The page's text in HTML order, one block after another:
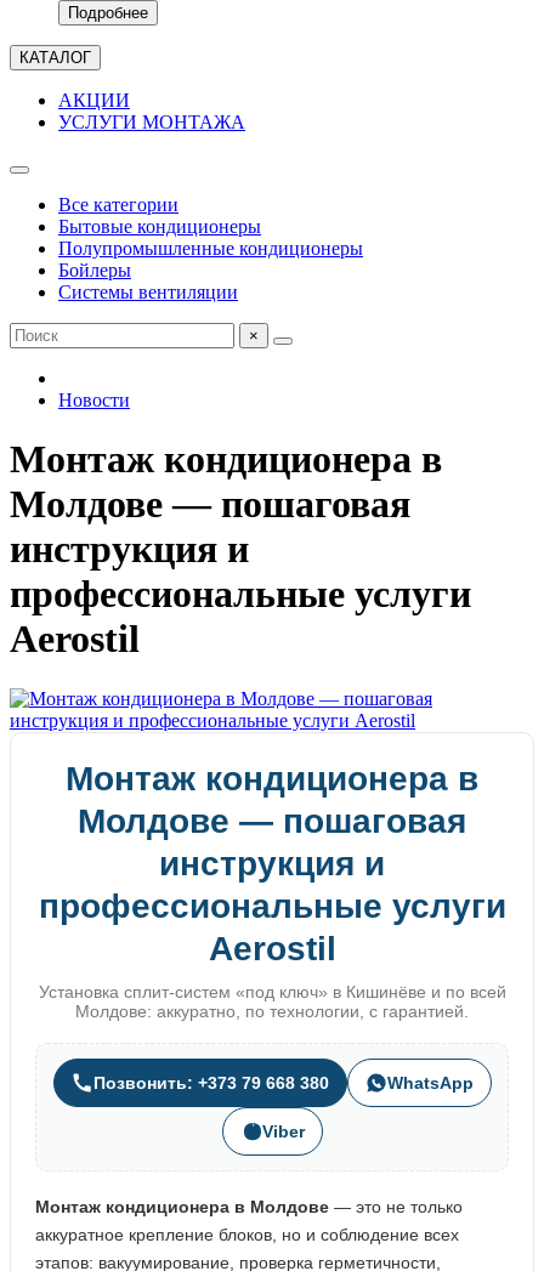
Подробнее
КАТАЛОГ
АКЦИИ
УСЛУГИ МОНТАЖА
Все категории
Бытовые кондиционеры
Полупромышленные кондиционеры
Бойлеры
Системы вентиляции
×
Новости
Монтаж кондиционера в
Молдове — пошаговая
инструкция и
профессиональные услуги
Aerostil
Монтаж кондиционера в
Молдове — пошаговая
инструкция и
профессиональные услуги
Aerostil
Установка сплит-систем «под ключ» в Кишинёве и по всей
Молдове: аккуратно, по технологии, с гарантией.
Позвонить: +373 79 668 380 WhatsApp
Viber
Монтаж кондиционера в Молдове — это не только
аккуратное крепление блоков, но и соблюдение всех
этапов: вакуумирование, проверка герметичности,